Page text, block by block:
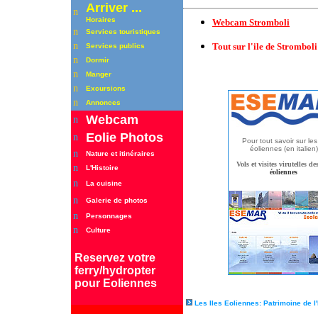
n Arriver ...
Horaires
n Services touristiques
n Services publics
n Dormir
n Manger
n Excursions
n Annonces
n Webcam
n Eolie Photos
n Nature et itinéraires
n L'Histoire
n La cuisine
n Galerie de photos
n Personnages
n Culture
Reservez votre
ferry/hydropter
pour Eoliennes
Webcam Stromboli
Tout sur l'ile de Stromboli
Pour tout savoir sur les
éoliennes (en italien)
Vols et visites virutelles
éoliennes
Les Iles Eoliennes: Patrimoine de